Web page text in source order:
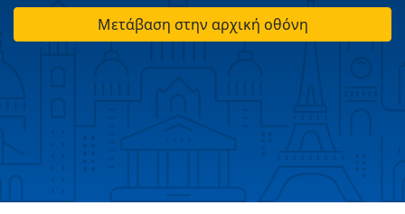
Μετάβαση στην αρχική οθόνη